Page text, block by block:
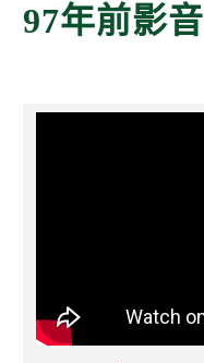
97年前影音